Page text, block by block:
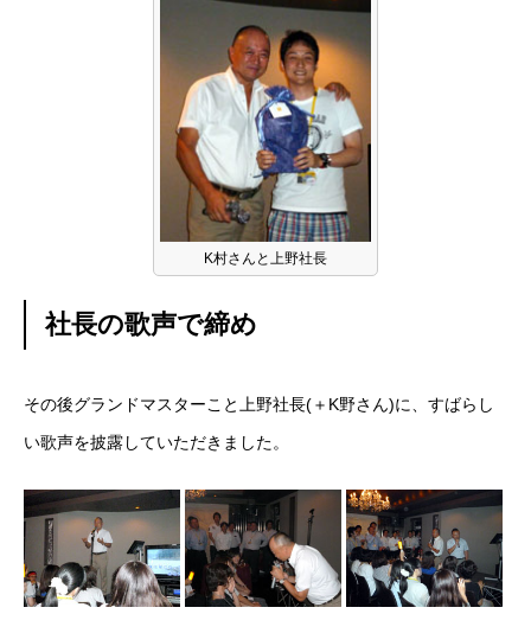
K村さんと上野社長
社長の歌声で締め
その後グランドマスターこと上野社長(＋K野さん)に、すばらし
い歌声を披露していただきました。